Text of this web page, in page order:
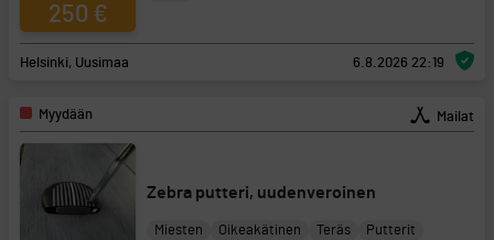
250 €
Helsinki, Uusimaa 6.8.2026 22:19
Myydään Mailat
Zebra putteri, uudenveroinen
Miesten Oikeakätinen Teräs
Putterit